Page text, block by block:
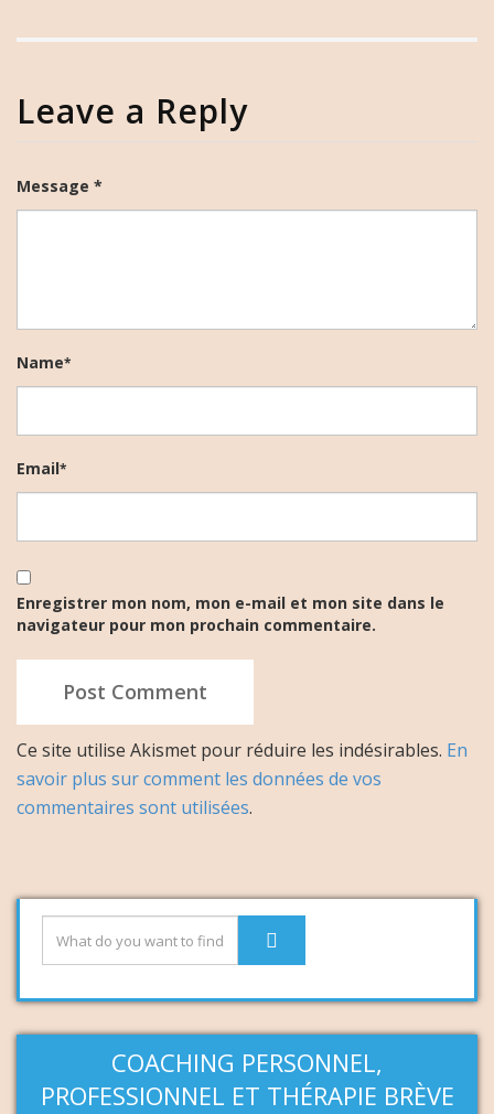
Leave a Reply
Message *
Name*
Email*
Enregistrer mon nom, mon e-mail et mon site dans le
navigateur pour mon prochain commentaire.
Ce site utilise Akismet pour réduire les indésirables. En
savoir plus sur comment les données de vos
commentaires sont utilisées.
COACHING PERSONNEL,
PROFESSIONNEL ET THÉRAPIE BRÈVE